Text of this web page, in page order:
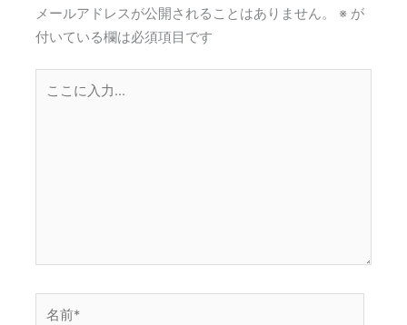
メールアドレスが公開されることはありません。 ※ が
付いている欄は必須項目です
こ